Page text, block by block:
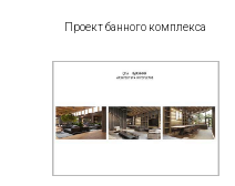
Проект банного комплекса